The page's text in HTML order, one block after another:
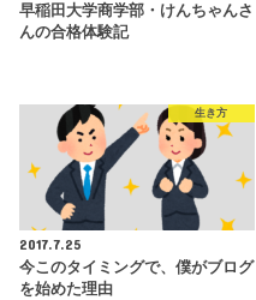
早稲田大学商学部・けんちゃんさ
んの合格体験記
生き方
2017.7.25
今このタイミングで、僕がブログ
を始めた理由